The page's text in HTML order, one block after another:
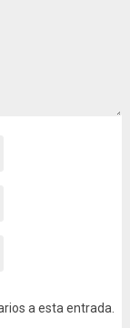
a esta entrada.